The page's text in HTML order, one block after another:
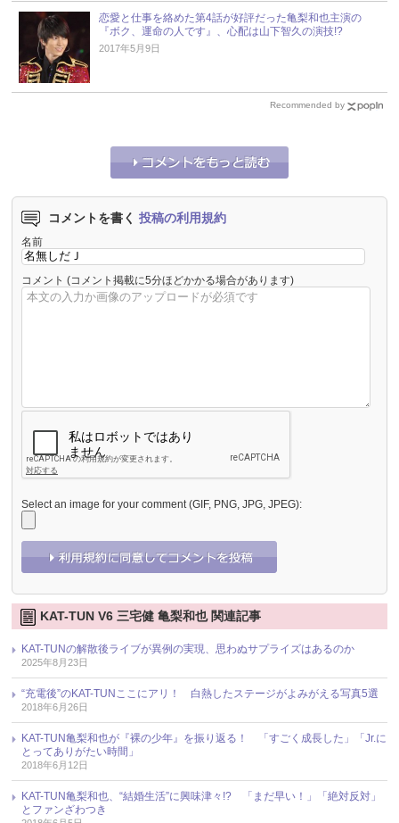
恋愛と仕事を絡めた第4話が好評だった亀梨和也主演の
『ボク、運命の人です』、心配は山下智久の演技!?
2017年5月9日
Recommended by
コメントを書く 投稿の利用規約
名前
コメント (コメント掲載に5分ほどかかる場合があります)
Select an image for your comment (GIF, PNG, JPG, JPEG):
KAT-TUN V6 三宅健 亀梨和也 関連記事
KAT-TUNの解散後ライブが異例の実現、思わぬサプライズはあるのか
2025年8月23日
“充電後”のKAT-TUNここにアリ！ 白熱したステージがよみがえる写真5選
2018年6月26日
KAT-TUN亀梨和也が『裸の少年』を振り返る！ 「すごく成長した」「Jr.に
とってありがたい時間」
2018年6月12日
KAT-TUN亀梨和也、“結婚生活”に興味津々!? 「まだ早い！」「絶対反対」
とファンざわつき